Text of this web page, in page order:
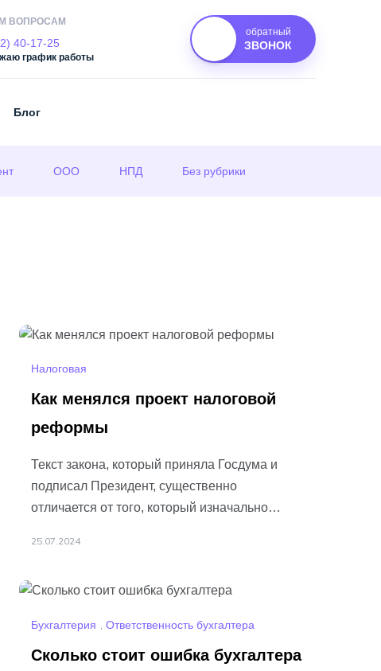
ВОПРОСАМ
40-17-25
график работы
обратный
ЗВОНОК
Блог
ООО НПД Без рубрики
Налоговая
Как менялся проект налоговой
реформы
Текст закона, который приняла Госдума и
подписал Президент, существенно
отличается от того, который изначально
25.07.2024
Бухгалтерия , Ответственность бухгалтера
Сколько стоит ошибка бухгалтера